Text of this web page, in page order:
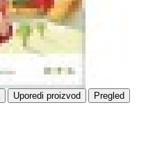
Uporedi proizvod Pregled